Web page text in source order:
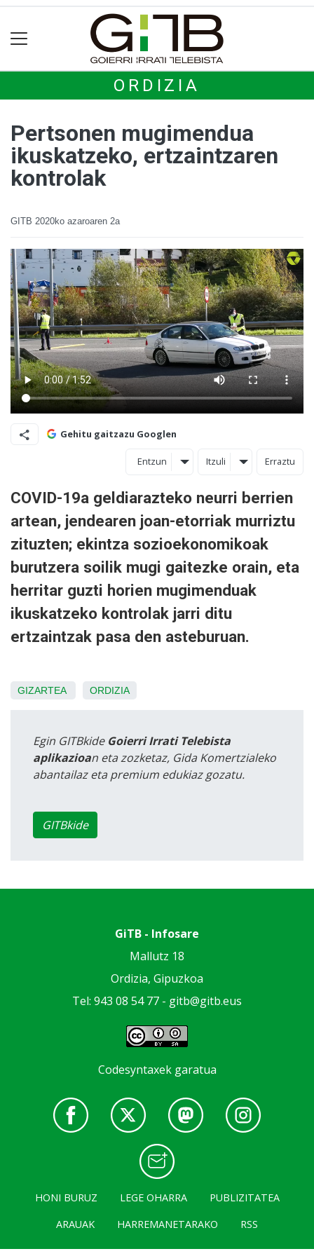
ORDIZIA
Pertsonen mugimendua
ikuskatzeko, ertzaintzaren
kontrolak
GITB 2020ko azaroaren 2a
Gehitu gaitzazu Googlen
Entzun Itzuli Erraztu
COVID-19a geldiarazteko neurri berrien
artean, jendearen joan-etorriak murriztu
zituzten; ekintza sozioekonomikoak
burutzera soilik mugi gaitezke orain, eta
herritar guzti horien mugimenduak
ikuskatzeko kontrolak jarri ditu
ertzaintzak pasa den asteburuan.
GIZARTEA ORDIZIA
Egin GITBkide Goierri Irrati Telebista
aplikazioan eta zozketaz, Gida Komertzialeko
abantailaz eta premium edukiaz gozatu.
GITBkide
GiTB - Infosare
Mallutz 18
Ordizia, Gipuzkoa
Tel: 943 08 54 77 - gitb@gitb.eus
Codesyntaxek garatua
HONI BURUZ LEGE OHARRA
PUBLIZITATEA
ARAUAK
HARREMANETARAKO RSS